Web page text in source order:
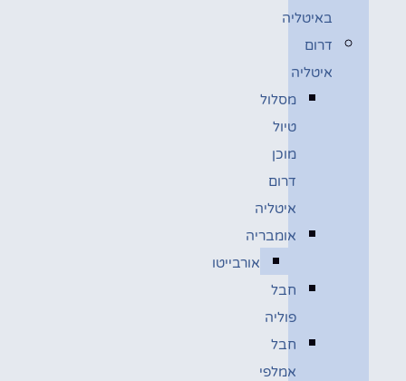
באיטליה
דרום
איטליה
מסלול
טיול
מוכן
דרום
איטליה
אומבריה
אורבייטו
חבל
פוליה
חבל
אמלפי